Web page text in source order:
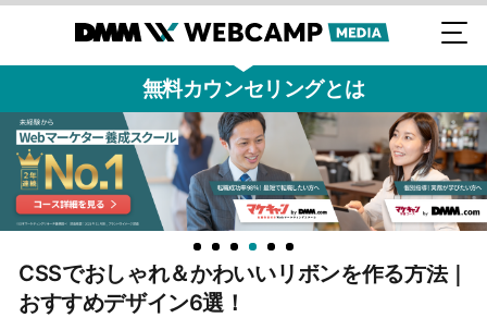
無料カウンセリングとは
CSSでおしゃれ＆かわいいリボンを作る方法｜
おすすめデザイン6選！